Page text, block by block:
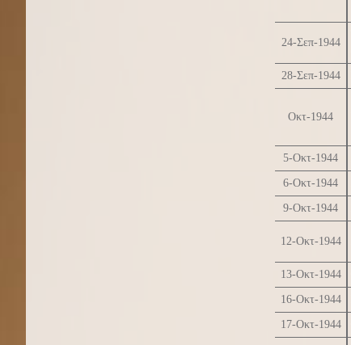
24-Σεπ-1944
28-Σεπ-1944
Οκτ-1944
5-Οκτ-1944
6-Οκτ-1944
9-Οκτ-1944
12-Οκτ-1944
13-Οκτ-1944
16-Οκτ-1944
17-Οκτ-1944